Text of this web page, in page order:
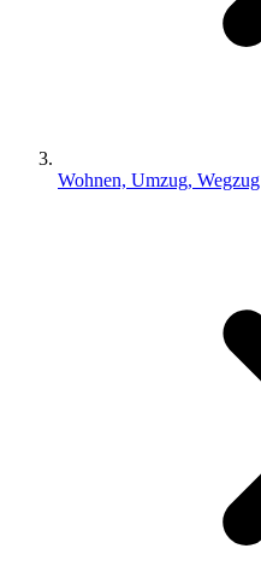
Wohnen, Umzug, Wegzug